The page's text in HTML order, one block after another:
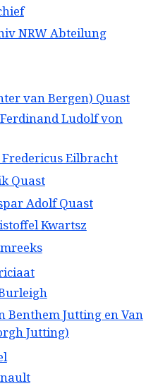
NRW Abteilung
van Bergen) Quast
Ludolf von
Eilbracht
Quast
Adolf Quast
Kwartsz
Benthem Jutting en Van
Jutting)